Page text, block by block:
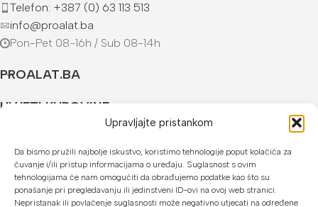
Upravljajte pristankom
Da bismo pružili najbolje iskustvo, koristimo tehnologije poput kolačića za
čuvanje i/ili pristup informacijama o uređaju. Suglasnost s ovim
tehnologijama će nam omogućiti da obrađujemo podatke kao što su
ponašanje pri pregledavanju ili jedinstveni ID-ovi na ovoj web stranici.
Nepristanak ili povlačenje suglasnosti može negativno utjecati na određene
Telefon: +387 (0) 63 113 513
info@proalat.ba
Pon-Pet 08-16h / Sub 08-14h
PROALAT.BA
UVJETI KUPOVINE
U našoj web trgovini možete platiti:
Kreditnim karticama jednokratno ili do 24 rate